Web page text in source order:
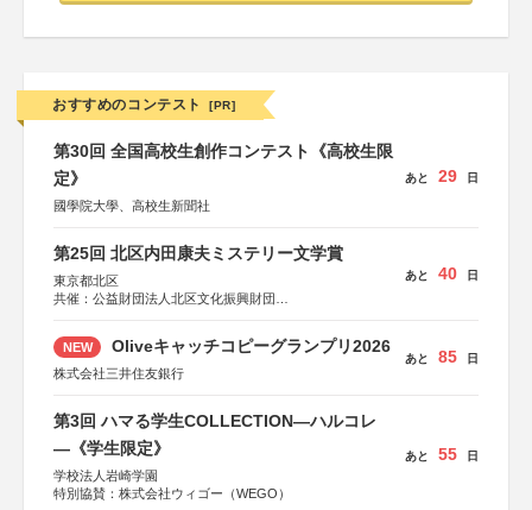
おすすめのコンテスト [PR]
第30回 全国高校生創作コンテスト《高校生限
定》
國學院大學、高校生新聞社
あと 29 日
第25回 北区内田康夫ミステリー文学賞
東京都北区
共催：公益財団法人北区文化振興財団
協賛：株式会社実業之日本社
あと 40 日
NEW Oliveキャッチコピーグランプリ2026
株式会社三井住友銀行
あと 85 日
第3回 ハマる学生COLLECTION―ハルコレ
―《学生限定》
学校法人岩崎学園
特別協賛：株式会社ウィゴー（WEGO）
あと 55 日